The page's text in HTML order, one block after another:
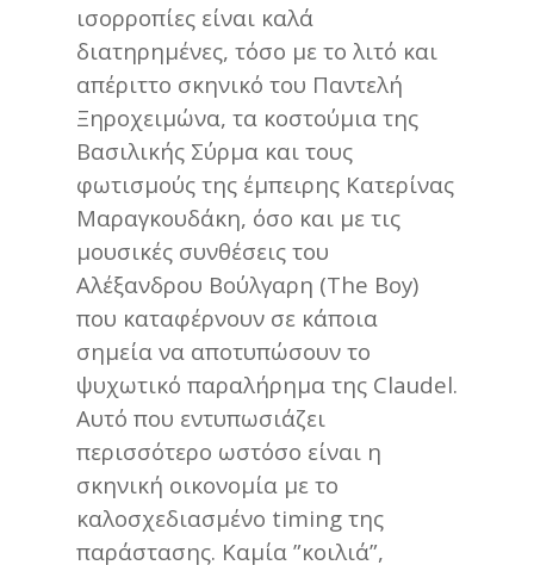
ισορροπίες είναι καλά
διατηρημένες, τόσο με το λιτό και
απέριττο σκηνικό του Παντελή
Ξηροχειμώνα, τα κοστούμια της
Βασιλικής Σύρμα και τους
φωτισμούς της έμπειρης Κατερίνας
Μαραγκουδάκη, όσο και με τις
μουσικές συνθέσεις του
Αλέξανδρου Βούλγαρη (The Boy)
που καταφέρνουν σε κάποια
σημεία να αποτυπώσουν το
ψυχωτικό παραλήρημα της Claudel.
Αυτό που εντυπωσιάζει
περισσότερο ωστόσο είναι η
σκηνική οικονομία με το
καλοσχεδιασμένο timing της
παράστασης. Καμία ”κοιλιά”,